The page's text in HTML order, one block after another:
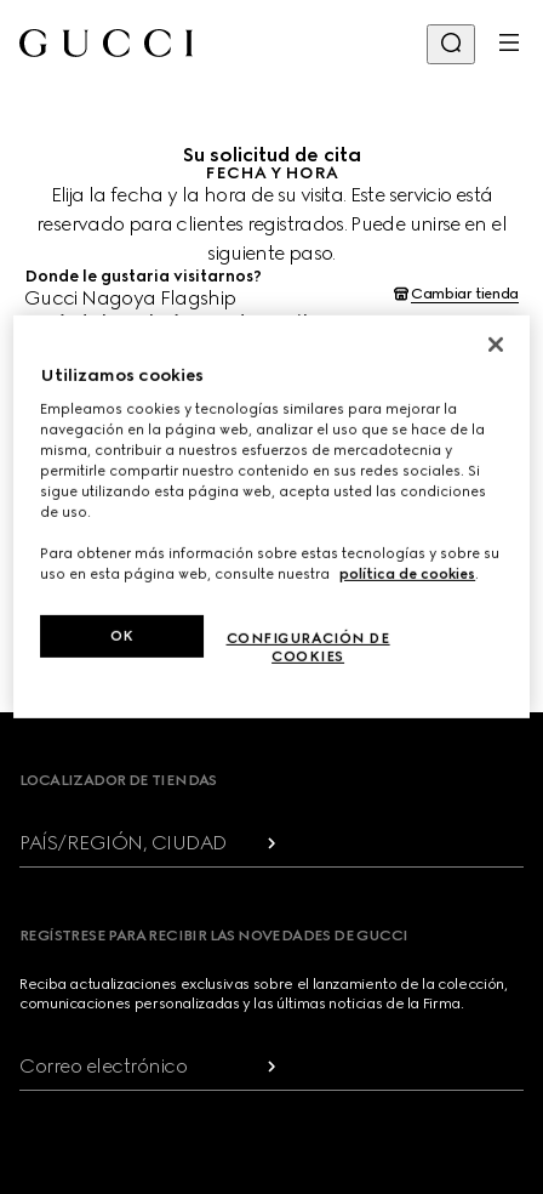
Su solicitud de cita
FECHA Y HORA
Elija la fecha y la hora de su visita. Este servicio está
reservado para clientes registrados. Puede unirse en el
siguiente paso.
Donde le gustaria visitarnos?
Gucci Nagoya Flagship Cambiar tienda
¿Cuándo le gustaría agendar su cita?
Las fechas y horas se muestran en la hora local de la tienda (JST) y
están sujetas a la confirmación del equipo de asesoría de clientes.
ELIJA EL HORARIO*
/3
Footer
LOCALIZADOR DE TIENDAS
PAÍS/REGIÓN, CIUDAD
REGÍSTRESE PARA RECIBIR LAS NOVEDADES DE GUCCI
Reciba actualizaciones exclusivas sobre el lanzamiento de la colección,
comunicaciones personalizadas y las últimas noticias de la Firma.
Correo electrónico
Utilizamos cookies
Empleamos cookies y tecnologías similares para mejorar la
navegación en la página web, analizar el uso que se hace de la
misma, contribuir a nuestros esfuerzos de mercadotecnia y
permitirle compartir nuestro contenido en sus redes sociales. Si
sigue utilizando esta página web, acepta usted las condiciones
de uso.
Para obtener más información sobre estas tecnologías y sobre su
uso en esta página web, consulte nuestra
política de cookies.
CONFIGURACIÓN DE
COOKIES
OK